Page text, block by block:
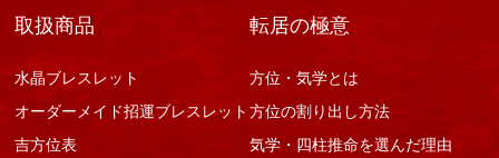
取扱商品
水晶ブレスレット
オーダーメイド招運ブレスレット
吉方位表
転居の極意
方位・気学とは
方位の割り出し方法
気学・四柱推命を選んだ理由